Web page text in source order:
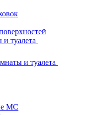
туалета
и туалета
МС